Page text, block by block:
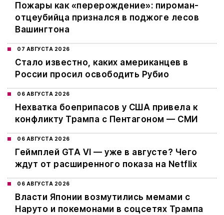
Пожары как «перерождение»: пироман-
отцеубийца признался в поджоге лесов
Вашингтона
07 АВГУСТА 2026
Стало известно, каких американцев в
России просил освободить Рубио
06 АВГУСТА 2026
Нехватка боеприпасов у США привела к
конфликту Трампа с Пентагоном — СМИ
06 АВГУСТА 2026
Геймплей GTA VI — уже в августе? Чего
ждут от расширенного показа на Netflix
06 АВГУСТА 2026
Власти Японии возмутились мемами с
Наруто и покемонами в соцсетях Трампа